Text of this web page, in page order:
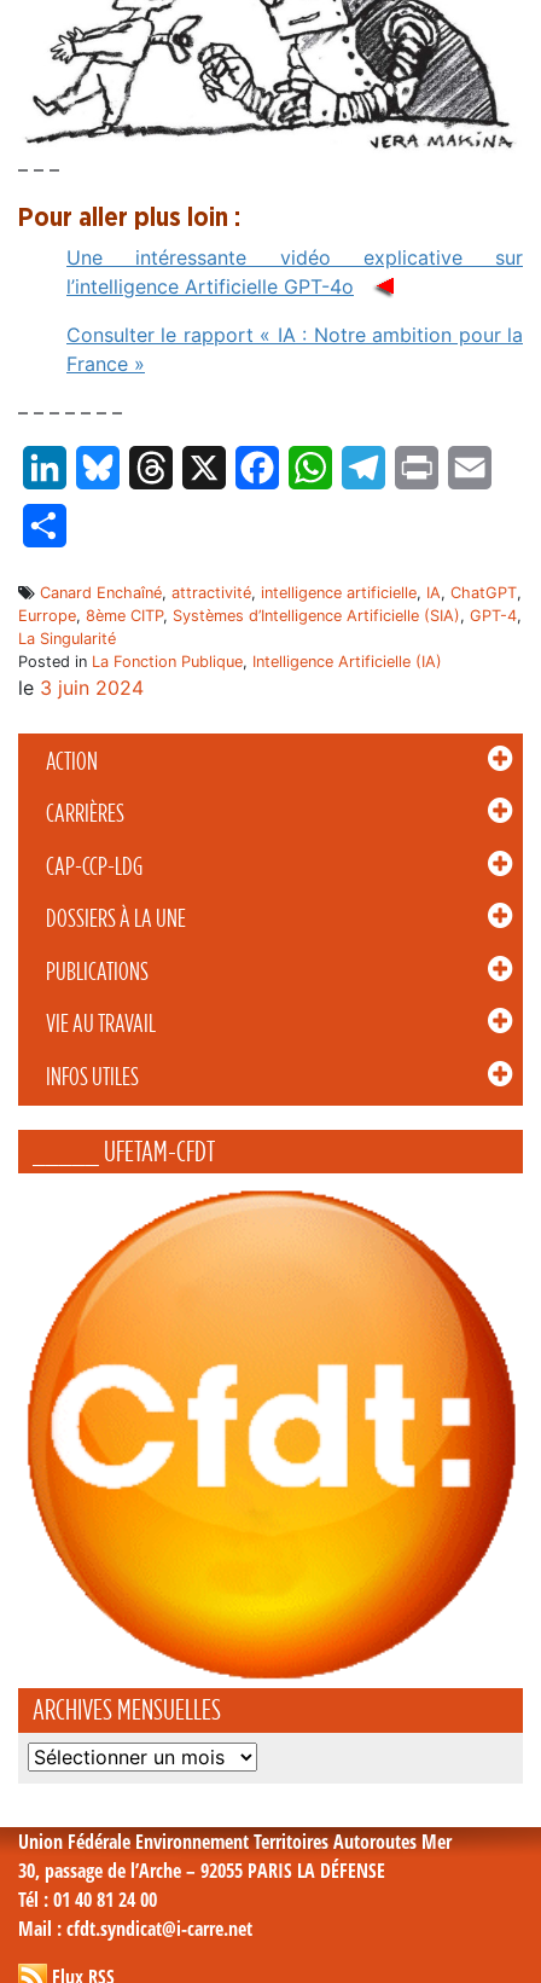
ACTION
CARRIÈRES
CAP-CCP-LDG
DOSSIERS À LA UNE
PUBLICATIONS
VIE AU TRAVAIL
INFOS UTILES
_____ UFETAM-CFDT
ARCHIVES MENSUELLES
Archives
– – –
Pour aller plus loin :
Une intéressante vidéo explicative sur
l’intelligence Artificielle GPT-4o
Consulter le rapport « IA : Notre ambition pour la
France »
– – – – – – –
LinkedInBluesky Threads FacebookWhatsAppTelegram
Print
Canard Enchaîné, attractivité, intelligence artificielle, IA, ChatGPT,
Eurrope, 8ème CITP, Systèmes d’Intelligence Artificielle (SIA), GPT-4,
La Singularité
Posted in La Fonction Publique, Intelligence Artificielle (IA)
le 3 juin 2024
Union Fédérale Environnement Territoires Autoroutes Mer
30, passage de l’Arche – 92055 PARIS LA DÉFENSE
Tél : 01 40 81 24 00
Mail : cfdt.syndicat@i-carre.net
Flux RSS